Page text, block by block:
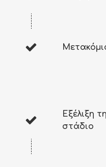
Εξέλιξη
στάδιο